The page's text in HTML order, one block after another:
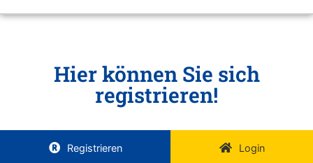
Hier können Sie sich
registrieren!
Registrieren Login